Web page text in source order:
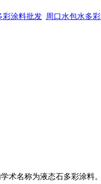
彩涂料批发 周口水包水多
术名称为液态石多彩涂料